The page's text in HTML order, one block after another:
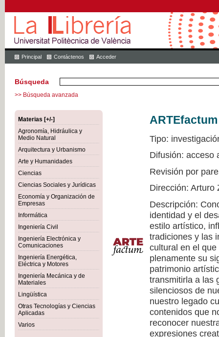
Principal Contáctenos Acceder
Búsqueda
>> Búsqueda avanzada
Materias [+/-]
Agronomía, Hidráulica y
Medio Natural
Arquitectura y Urbanismo
Arte y Humanidades
Ciencias
Ciencias Sociales y Jurídicas
Economía y Organización de
Empresas
Informática
Ingeniería Civil
Ingeniería Electrónica y
Comunicaciones
Ingeniería Energética,
Eléctrica y Motores
Ingeniería Mecánica y de
Materiales
Lingüística
Otras Tecnologías y Ciencias
Aplicadas
Varios
ARTEfactum
Tipo:
Difusión: acceso
Revisión por
Dirección: Arturo
Descripción:
identidad y el
estilo artístico,
tradiciones y las
cultural en el
plenamente su
patrimonio
transmitirla a las
silenciosos de
nuestro legado
contenidos que
reconocer
expresiones